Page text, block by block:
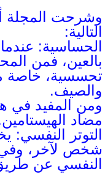
وشرحت المجلة
التالية:
الحساسية:
بالعين، فمن
تحسسية، خاصة
والصيف.
ومن المفيد في
مضاد
التوتر
شخص لآخر، وفي
النفسي عن